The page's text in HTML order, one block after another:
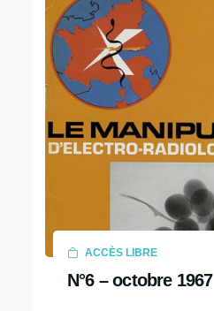
ACCÈS LIBRE
N°6 – octobre 1967